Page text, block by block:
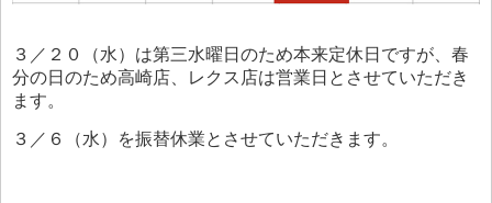
３／２０（水）は第三水曜日のため本来定休日ですが、春
分の日のため高崎店、レクス店は営業日とさせていただき
ます。
３／６（水）を振替休業とさせていただきます。